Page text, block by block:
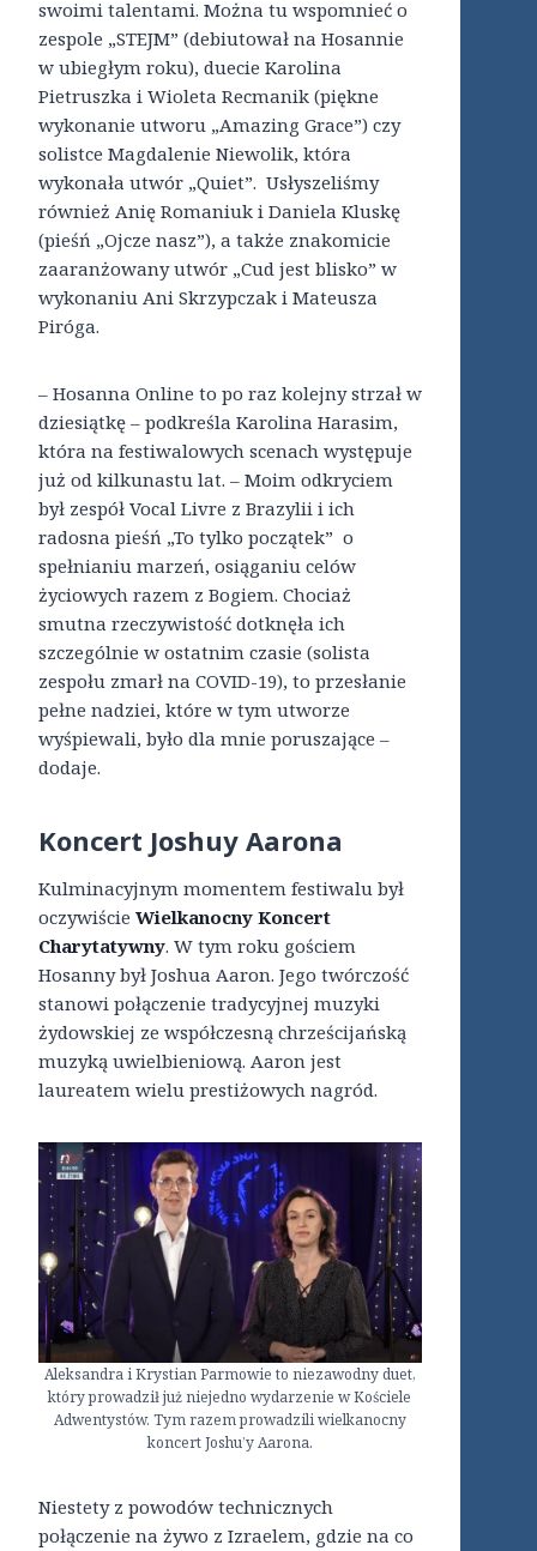
swoimi talentami. Można tu wspomnieć o
zespole „STEJM” (debiutował na Hosannie
w ubiegłym roku), duecie Karolina
Pietruszka i Wioleta Recmanik (piękne
wykonanie utworu „Amazing Grace”) czy
solistce Magdalenie Niewolik, która
wykonała utwór „Quiet”. Usłyszeliśmy
również Anię Romaniuk i Daniela Kluskę
(pieśń „Ojcze nasz”), a także znakomicie
zaaranżowany utwór „Cud jest blisko” w
wykonaniu Ani Skrzypczak i Mateusza
Piróga.
– Hosanna Online to po raz kolejny strzał w
dziesiątkę – podkreśla Karolina Harasim,
która na festiwalowych scenach występuje
już od kilkunastu lat. – Moim odkryciem
był zespół Vocal Livre z Brazylii i ich
radosna pieśń „To tylko początek” o
spełnianiu marzeń, osiąganiu celów
życiowych razem z Bogiem. Chociaż
smutna rzeczywistość dotknęła ich
szczególnie w ostatnim czasie (solista
zespołu zmarł na COVID-19), to przesłanie
pełne nadziei, które w tym utworze
wyśpiewali, było dla mnie poruszające –
dodaje.
Koncert Joshuy Aarona
Kulminacyjnym momentem festiwalu był
oczywiście Wielkanocny Koncert
Charytatywny. W tym roku gościem
Hosanny był Joshua Aaron. Jego twórczość
stanowi połączenie tradycyjnej muzyki
żydowskiej ze współczesną chrześcijańską
muzyką uwielbieniową. Aaron jest
laureatem wielu prestiżowych nagród.
Aleksandra i Krystian Parmowie to niezawodny duet,
który prowadził już niejedno wydarzenie w Kościele
Adwentystów. Tym razem prowadzili wielkanocny
koncert Joshu’y Aarona.
Niestety z powodów technicznych
połączenie na żywo z Izraelem, gdzie na co